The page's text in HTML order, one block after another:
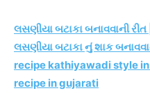
લસણીયા બટાકા બનાવવાની રીત
લસણીયા બટાકા નું શાક
recipe kathiyawadi style
recipe in gujarati